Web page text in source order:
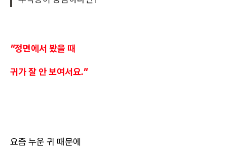
"정면에서 봤을 때
귀가 잘 안 보여서요."
요즘 누운 귀 때문에